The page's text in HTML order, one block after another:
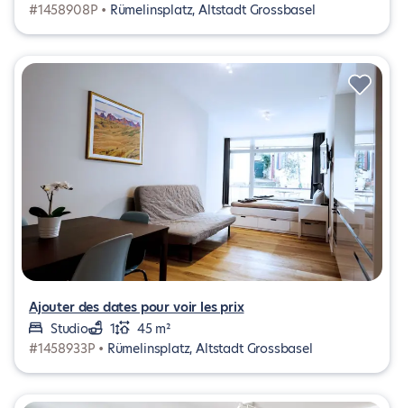
#1458908P • Rümelinsplatz, Altstadt Grossbasel
Ajouter des dates pour voir les prix
Studio
1
45 m²
#1458933P • Rümelinsplatz, Altstadt Grossbasel